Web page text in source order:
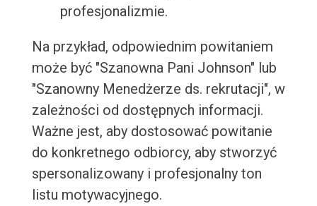
profesjonalizmie.
Na przykład, odpowiednim powitaniem
może być "Szanowna Pani Johnson" lub
"Szanowny Menedżerze ds. rekrutacji", w
zależności od dostępnych informacji.
Ważne jest, aby dostosować powitanie
do konkretnego odbiorcy, aby stworzyć
spersonalizowany i profesjonalny ton
listu motywacyjnego.